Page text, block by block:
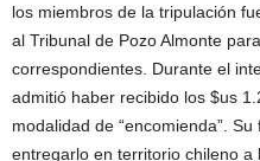
los miembros de la tripulación
al Tribunal de Pozo Almonte
correspondientes. Durante el
admitió haber recibido los $us
modalidad de “encomienda”.
entregarlo en territorio chileno a